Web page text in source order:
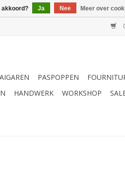
PASPOPPEN
HANDWERK WORKSHOP
akkoord? Ja Nee Meer over